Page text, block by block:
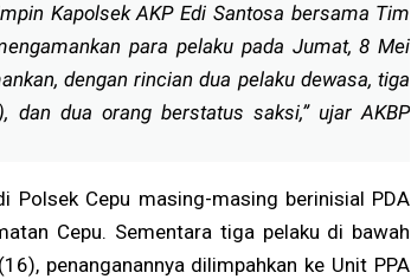
Kapolsek AKP Edi Santosa bersama Tim
para pelaku pada Jumat, 8 Mei
dengan rincian dua pelaku dewasa, tiga
dan dua orang berstatus saksi,” ujar AKBP
Polsek Cepu masing-masing berinisial PDA
Cepu. Sementara tiga pelaku di bawah
penanganannya dilimpahkan ke Unit PPA